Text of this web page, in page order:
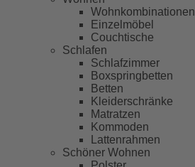
Wohnkombinationen
Einzelmöbel
Couchtische
Schlafen
Schlafzimmer
Boxspringbetten
Betten
Kleiderschränke
Matratzen
Kommoden
Lattenrahmen
Schöner Wohnen